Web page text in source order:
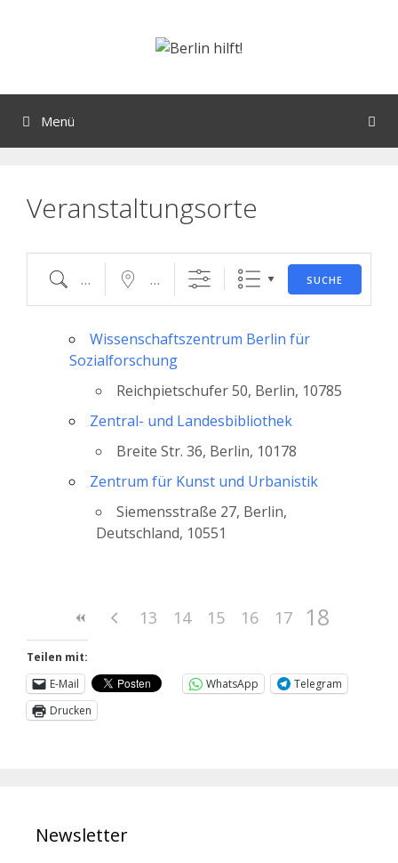
Menü
Veranstaltungsorte
SUCHE
Wissenschaftszentrum Berlin für
Sozialforschung
Reichpietschufer 50, Berlin, 10785
Zentral- und Landesbibliothek
Breite Str. 36, Berlin, 10178
Zentrum für Kunst und Urbanistik
Siemensstraße 27, Berlin,
Deutschland, 10551
13 14 15 16 17 18
Teilen mit:
E-Mail
WhatsApp
Telegram
Drucken
Newsletter